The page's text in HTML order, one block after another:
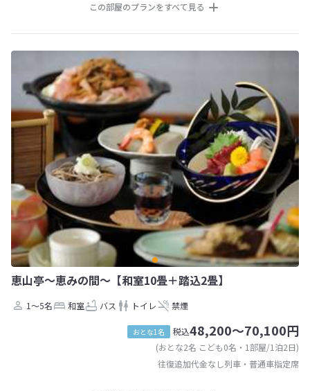
この部屋のプランをすべて見る
恵山亭〜恵みの間〜【和室10畳＋踏込2畳】
1～5名 和室 バス トイレ 禁煙
おとな1名 税込48,200～70,100円
(おとな2名 こども0名・1部屋/1泊2日)
往復追加代金なし列車・普通車指定席